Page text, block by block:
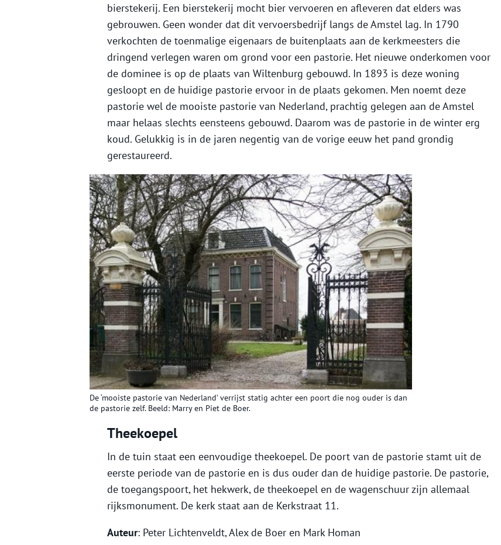
bierstekerij. Een bierstekerij mocht bier vervoeren en afleveren dat elders was
gebrouwen. Geen wonder dat dit vervoersbedrijf langs de Amstel lag. In 1790
verkochten de toenmalige eigenaars de buitenplaats aan de kerkmeesters die
dringend verlegen waren om grond voor een pastorie. Het nieuwe onderkomen voor
de dominee is op de plaats van Wiltenburg gebouwd. In 1893 is deze woning
gesloopt en de huidige pastorie ervoor in de plaats gekomen. Men noemt deze
pastorie wel de mooiste pastorie van Nederland, prachtig gelegen aan de Amstel
maar helaas slechts eensteens gebouwd. Daarom was de pastorie in de winter erg
koud. Gelukkig is in de jaren negentig van de vorige eeuw het pand grondig
gerestaureerd.
De ‘mooiste pastorie van Nederland’ verrijst statig achter een poort die nog ouder is dan
de pastorie zelf. Beeld: Marry en Piet de Boer.
Theekoepel
In de tuin staat een eenvoudige theekoepel. De poort van de pastorie stamt uit de
eerste periode van de pastorie en is dus ouder dan de huidige pastorie. De pastorie,
de toegangspoort, het hekwerk, de theekoepel en de wagenschuur zijn allemaal
rijksmonument. De kerk staat aan de Kerkstraat 11.
Auteur: Peter Lichtenveldt, Alex de Boer en Mark Homan